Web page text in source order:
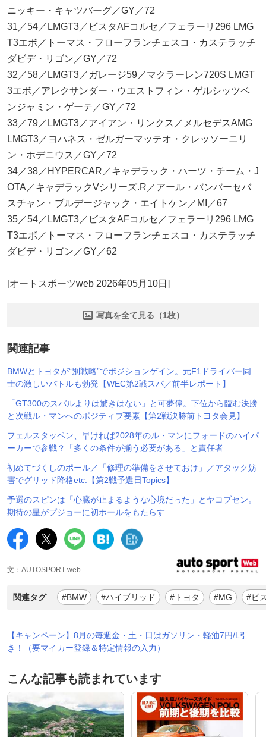
ニッキー・キャツバーグ／GY／72
31／54／LMGT3／ビスタAFコルセ／フェラーリ296 LMG
T3エボ／トーマス・フローフランチェスコ・カステラッチ
ダビデ・リゴン／GY／72
32／58／LMGT3／ガレージ59／マクラーレン720S LMGT
3エボ／アレクサンダー・ウエストフィン・ゲルシッツベ
ンジャミン・ゲーテ／GY／72
33／79／LMGT3／アイアン・リンクス／メルセデスAMG
LMGT3／ヨハネス・ゼルガーマッテオ・クレッソーニリ
ン・ホデニウス／GY／72
34／38／HYPERCAR／キャデラック・ハーツ・チーム・J
OTA／キャデラックVシリーズ.R／アール・バンバーセバ
スチャン・ブルデージャック・エイトケン／MI／67
35／54／LMGT3／ビスタAFコルセ／フェラーリ296 LMG
T3エボ／トーマス・フローフランチェスコ・カステラッチ
ダビデ・リゴン／GY／62
[オートスポーツweb 2026年05月10日]
写真を全て見る（1枚）
関連記事
BMWとトヨタが“別戦略”でポジションゲイン。元F1ドライバー同
士の激しいバトルも勃発【WEC第2戦スパ／前半レポート】
「GT300のスバルよりは驚きはない」と可夢偉。下位から臨む決勝
と次戦ル・マンへのポジティブ要素【第2戦決勝前トヨタ会見】
フェルスタッペン、早ければ2028年のル・マンにフォードのハイパ
ーカーで参戦？「多くの条件が揃う必要がある」と責任者
初めてづくしのポール／「修理の準備をさせておけ」／アタック妨
害でグリッド降格etc.【第2戦予選日Topics】
予選のスピンは「心臓が止まるような心境だった」とヤコブセン。
期待の星がプジョーに初ポールをもたらす
文：AUTOSPORT web
関連タグ #BMW #ハイブリッド #トヨタ #MG #ビ
【キャンペーン】8月の毎週金・土・日はガソリン・軽油7円/L引
き！（要マイカー登録＆特定情報の入力）
こんな記事も読まれています